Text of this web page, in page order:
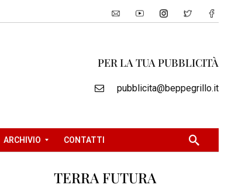
PER LA TUA PUBBLICITÀ
pubblicita@beppegrillo.it
ARCHIVIO CONTATTI
TERRA FUTURA